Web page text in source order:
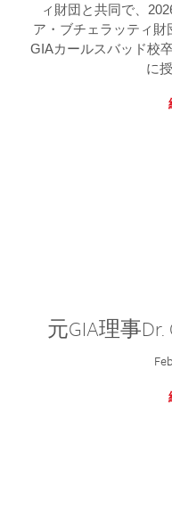
ィ財団と共同で、
ア・ブチェラッティ
GIAカールスバッド校
に
元GIA理事Dr.